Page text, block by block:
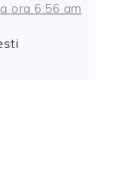
ora 6:56 am